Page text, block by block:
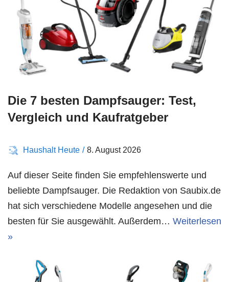
Die 7 besten Dampfsauger: Test,
Vergleich und Kaufratgeber
Haushalt Heute 8. August 2026
Auf dieser Seite finden Sie empfehlenswerte und
beliebte Dampfsauger. Die Redaktion von Saubix.de
hat sich verschiedene Modelle angesehen und die
besten für Sie ausgewählt. Außerdem… Weiterlesen
»